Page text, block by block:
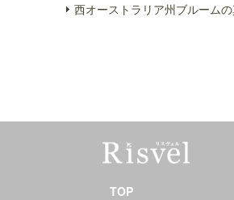
西オーストラリア州ブルーム
TOP